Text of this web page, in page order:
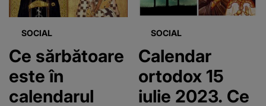
SOCIAL
Ce sărbătoare
este în
calendarul
SOCIAL
Calendar
ortodox 15
iulie 2023. Ce